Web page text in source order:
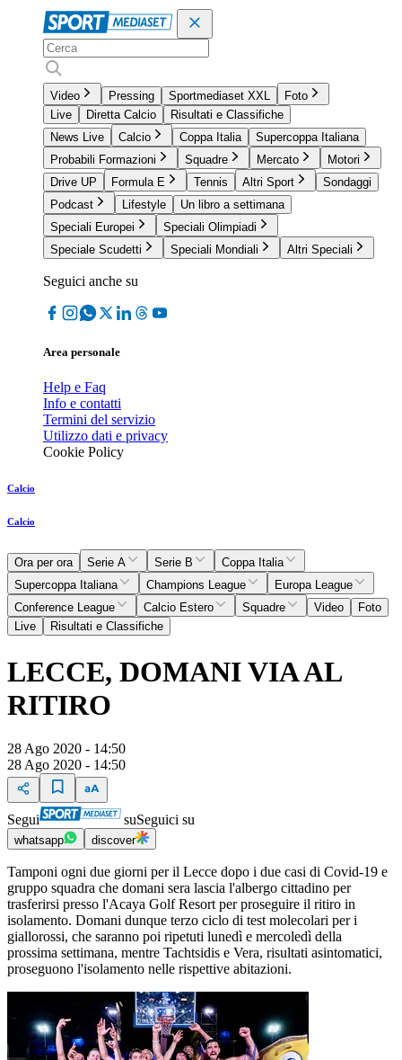
Video Pressing Sportmediaset XXL
Foto
Live
Diretta Calcio
Risultati e Classifiche
News Live
Calcio Coppa Italia
Supercoppa Italiana
Probabili Formazioni
Squadre Mercato
Motori
Drive UP
Formula E Tennis Altri Sport
Sondaggi
Podcast
Lifestyle
Un libro a settimana
Speciali Europei
Speciali Olimpiadi
Speciale Scudetti
Speciali Mondiali Altri Speciali
Seguici anche su
Area personale
Help e Faq
Info e contatti
Termini del servizio
Utilizzo dati e privacy
Cookie Policy
Calcio
Calcio
Ora per ora Serie A Serie B
Coppa Italia
Supercoppa Italiana
Champions League
Europa League
Conference League
Calcio Estero Squadre Video
Foto
Live
Risultati e Classifiche
LECCE, DOMANI VIA AL
RITIRO
28 Ago 2020 - 14:50
28 Ago 2020 - 14:50
Segui suSeguici su
whatsapp discover
Tamponi ogni due giorni per il Lecce dopo i due casi di Covid-19 e
gruppo squadra che domani sera lascia l'albergo cittadino per
trasferirsi presso l'Acaya Golf Resort per proseguire il ritiro in
isolamento. Domani dunque terzo ciclo di test molecolari per i
giallorossi, che saranno poi ripetuti lunedì e mercoledì della
prossima settimana, mentre Tachtsidis e Vera, risultati asintomatici,
proseguono l'isolamento nelle rispettive abitazioni.